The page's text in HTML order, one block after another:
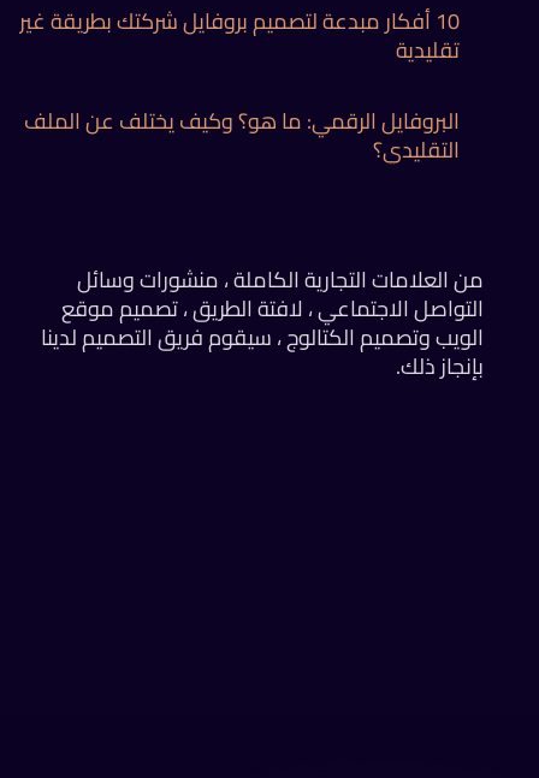
10 أفكار مبدعة لتصميم بروفايل شركتك بطريقة غير
تقليدية
البروفايل الرقمي: ما هو؟ وكيف يختلف عن الملف
التقليدي؟
من العلامات التجارية الكاملة ، منشورات وسائل
التواصل الاجتماعي ، لافتة الطريق ، تصميم موقع
الويب وتصميم الكتالوج ، سيقوم فريق التصميم لدينا
بإنجاز ذلك.